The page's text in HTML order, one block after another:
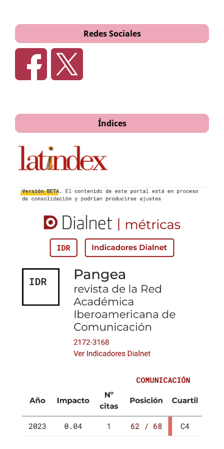
García Acosta, V. (2005). El riesgo como construcción
social y la construcción social de riesgos. Desacatos,
(19), 11-24.
https://desacatos.ciesas.edu.mx/index.php/Desacatos/arti
cle/view/1042/890.
cooperation. En Guy R.Neave, Knowledge, Power and
Dissent: Critical perspectives on Higher Education and
Guber, R. (1972). On communicative competence. In J.B.
(pp. 269-285). Penguin.
Guber, R. (1974). Foundations in sociolinguistics: An
ethnographic approach. University of Pennsylvania Press.
Guber, R. (2001). La etnografía, método, campo y
reflexividad. Grupo Editorial, Norma.
Guber, R. (2005). El salvaje metropolitano.
Reconstrucción del conocimiento social en el trabajo de
campo. Editorial Paidós.
Kalou, Z. y Sadler-Smith, E. (2015). Using Ethnography of
Communication in Organizational Research. Surrey
Business School University of Surrey.
Redes Sociales
Índices